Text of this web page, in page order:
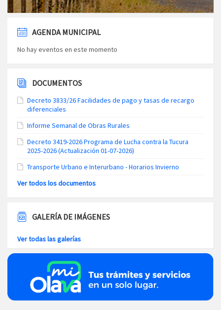
AGENDA MUNICIPAL
No hay eventos en este momento
DOCUMENTOS
Decreto 3833/26 Facilidades de pago y tasas de recargo
diferenciales
Informe Semanal de Obras Rurales
Decreto 3419-2026 Programa de Lucha contra la Tucura
2025-2026 (Actualización 01-07-2026)
Transporte Urbano e Interurbano - Horarios Invierno
Ver todos los documentos
GALERÍA DE IMÁGENES
Ver todas las galerías